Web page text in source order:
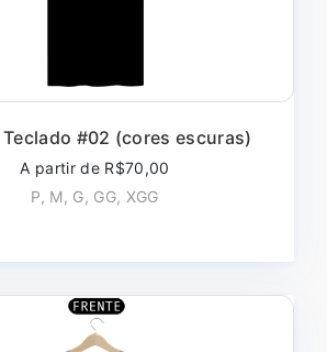
#02 (cores escuras)
A partir de R$70,00
P, M, G, GG, XGG